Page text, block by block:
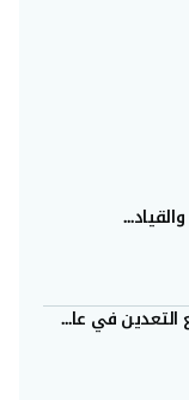
في عا...